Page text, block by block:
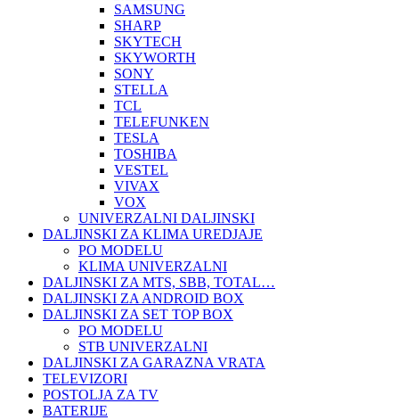
SAMSUNG
SHARP
SKYTECH
SKYWORTH
SONY
STELLA
TCL
TELEFUNKEN
TESLA
TOSHIBA
VESTEL
VIVAX
VOX
UNIVERZALNI DALJINSKI
DALJINSKI ZA KLIMA UREDJAJE
PO MODELU
KLIMA UNIVERZALNI
DALJINSKI ZA MTS, SBB, TOTAL…
DALJINSKI ZA ANDROID BOX
DALJINSKI ZA SET TOP BOX
PO MODELU
STB UNIVERZALNI
DALJINSKI ZA GARAZNA VRATA
TELEVIZORI
POSTOLJA ZA TV
BATERIJE